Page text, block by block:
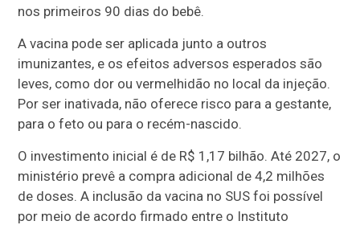
nos primeiros 90 dias do bebê.
A vacina pode ser aplicada junto a outros
imunizantes, e os efeitos adversos esperados são
leves, como dor ou vermelhidão no local da injeção.
Por ser inativada, não oferece risco para a gestante,
para o feto ou para o recém-nascido.
O investimento inicial é de R$ 1,17 bilhão. Até 2027, o
ministério prevê a compra adicional de 4,2 milhões
de doses. A inclusão da vacina no SUS foi possível
por meio de acordo firmado entre o Instituto